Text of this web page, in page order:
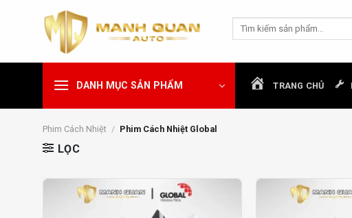
dung
Tìm
DANH MỤC SẢN PHẨM TRANG CHỦ
Phim Cách Nhiệt / Phim Cách Nhiệt Global
LỌC